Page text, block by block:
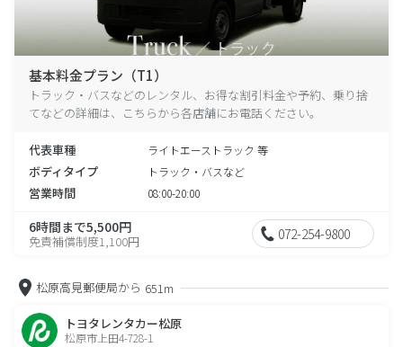
基本料金プラン（T1）
トラック・バスなどのレンタル、お得な割引料金や予約、乗り捨
てなどの詳細は、こちらから各店舗にお電話ください。
代表車種 ライトエーストラック 等
ボディタイプ トラック・バスなど
営業時間 08:00-20:00
6時間まで5,500円
免責補償制度1,100円 072-254-9800
松原高見郵便局から 651m
トヨタレンタカー松原
松原市上田4-728-1